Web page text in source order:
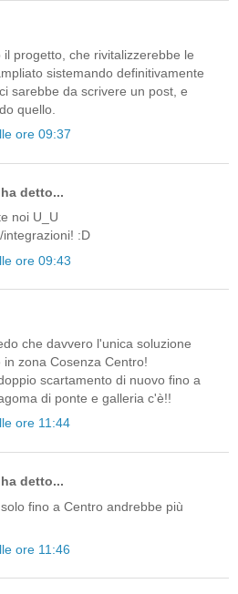
progetto, che rivitalizzerebbe le
sistemando definitivamente
sarebbe da scrivere un post, e
quello.
ore 09:37
ha detto...
noi U_U
:D
ore 09:43
che davvero l'unica soluzione
zona Cosenza Centro!
scartamento di nuovo fino a
di ponte e galleria c'è!!
ore 11:44
ha detto...
fino a Centro andrebbe più
ore 11:46